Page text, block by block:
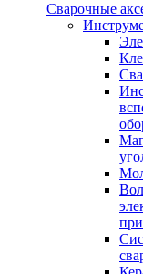
Сварочные